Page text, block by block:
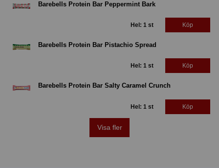
Barebells Protein Bar Peppermint Bark
Hel: 1 st Köp
Barebells Protein Bar Pistachio Spread
Hel: 1 st Köp
Barebells Protein Bar Salty Caramel Crunch
Hel: 1 st Köp
Visa fler